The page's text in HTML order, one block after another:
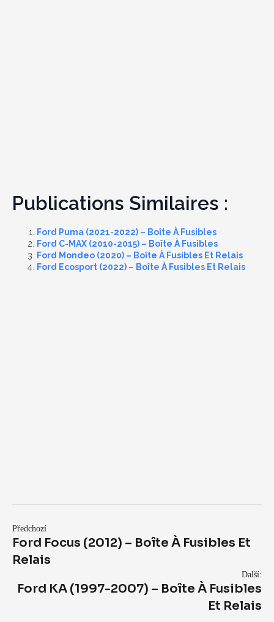
Publications Similaires :
Ford Puma (2021-2022) – Boîte À Fusibles
Ford C-MAX (2010-2015) – Boîte À Fusibles
Ford Mondeo (2020) – Boîte À Fusibles Et Relais
Ford Ecosport (2022) – Boîte À Fusibles Et Relais
Předchozí
Ford Focus (2012) – Boîte À Fusibles Et
Relais
Další:
Ford KA (1997-2007) – Boîte À Fusibles
Et Relais